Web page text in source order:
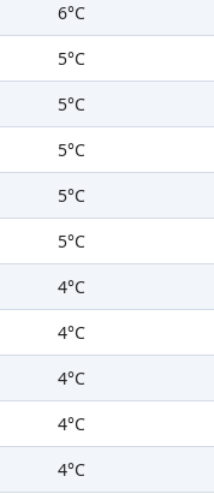
6°C
5°C
5°C
5°C
5°C
5°C
4°C
4°C
4°C
4°C
4°C